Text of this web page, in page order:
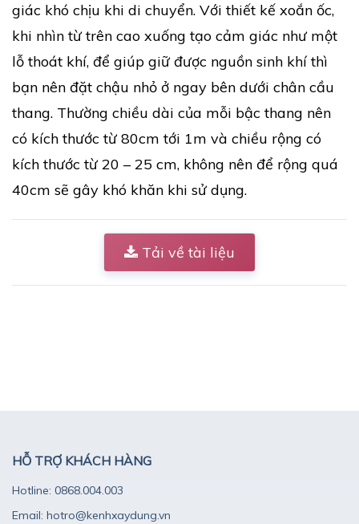
giác khó chịu khi di chuyển. Với thiết kế xoắn ốc,
khi nhìn từ trên cao xuống tạo cảm giác như một
lỗ thoát khí, để giúp giữ được nguồn sinh khí thì
bạn nên đặt chậu nhỏ ở ngay bên dưới chân cầu
thang. Thường chiều dài của mỗi bậc thang nên
có kích thước từ 80cm tới 1m và chiều rộng có
kích thước từ 20 – 25 cm, không nên để rộng quá
40cm sẽ gây khó khăn khi sử dụng.
Tải về tài liệu
HỖ TRỢ KHÁCH HÀNG
Hotline: 0868.004.003
Email: hotro@kenhxaydung.vn